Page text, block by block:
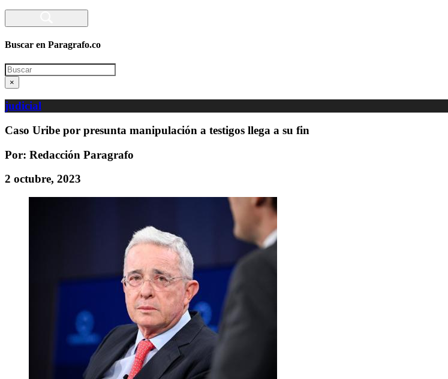
Buscar en Paragrafo.co
Search
×
judicial
Caso Uribe por presunta manipulación a testigos llega a su fin
Por: Redacción Paragrafo
2 octubre, 2023